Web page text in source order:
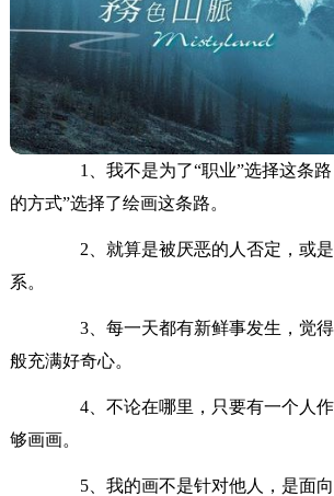
1、我不是为了“职业”选择这条路
的方式”选择了绘画这条路。
2、就算是被厌恶的人否定，或是
系。
3、每一天都有新鲜事发生，觉得
般充满好奇心。
4、不论在哪里，只要有一个人作
够画画。
5、我的画不是针对他人，是面向